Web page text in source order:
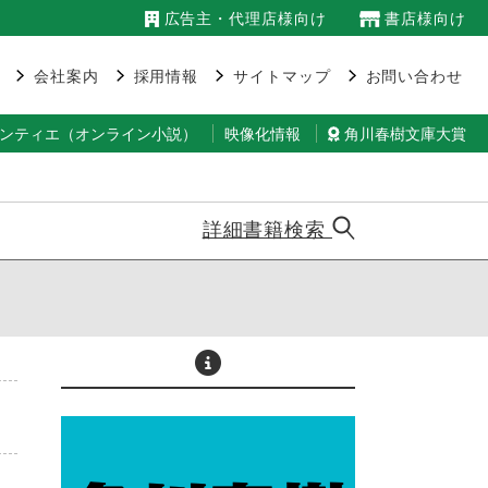
広告主・代理店様向け 書店様向け
会社案内 採用情報 サイトマップ お問い合わせ
ティエ（オンライン小説） 映像化情報 角川春樹文庫大賞
詳細書籍検索